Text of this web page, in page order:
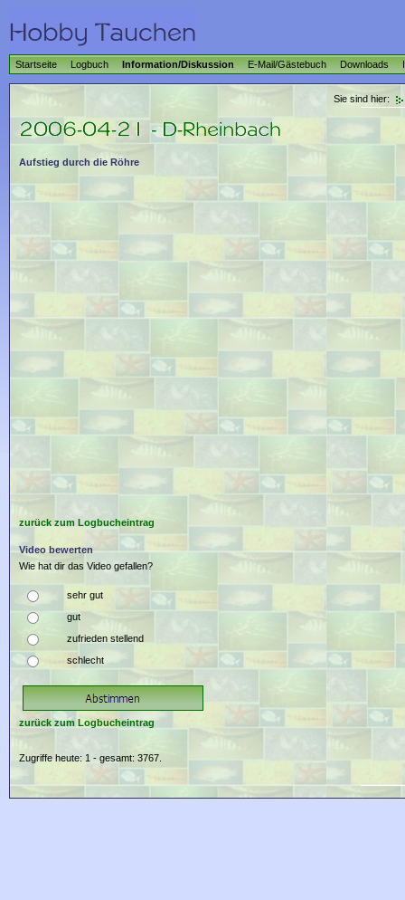
Startseite Logbuch Information/Diskussion E-Mail/Gästebuch Downloads
Sie sind hier:
Aufstieg durch die Röhre
zurück zum Logbucheintrag
Video bewerten
Wie hat dir das Video gefallen?
sehr gut
gut
zufrieden stellend
schlecht
zurück zum Logbucheintrag
Zugriffe heute: 1 - gesamt: 3767.